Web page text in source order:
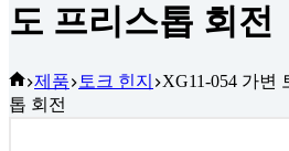
도 프리스톱 회전
홈제품 토크 힌지
XG11-054 가변
톱 회전